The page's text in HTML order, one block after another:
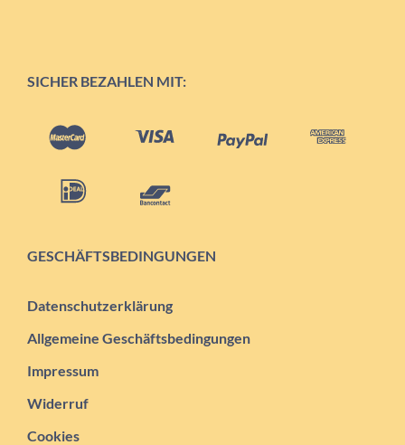
SICHER BEZAHLEN MIT:
GESCHÄFTSBEDINGUNGEN
Datenschutzerklärung
Allgemeine Geschäftsbedingungen
Impressum
Widerruf
Cookies